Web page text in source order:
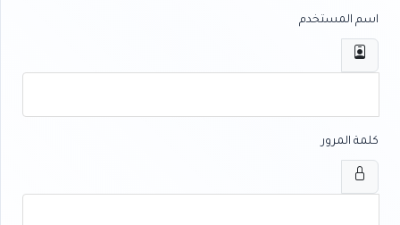
اسم المستخدم
كلمة المرور